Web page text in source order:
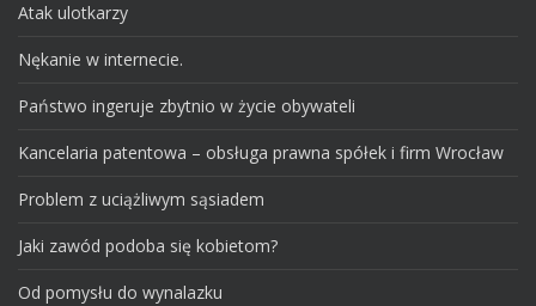
Atak ulotkarzy
Nękanie w internecie.
Państwo ingeruje zbytnio w życie obywateli
Kancelaria patentowa – obsługa prawna spółek i firm Wrocław
Problem z uciążliwym sąsiadem
Jaki zawód podoba się kobietom?
Od pomysłu do wynalazku